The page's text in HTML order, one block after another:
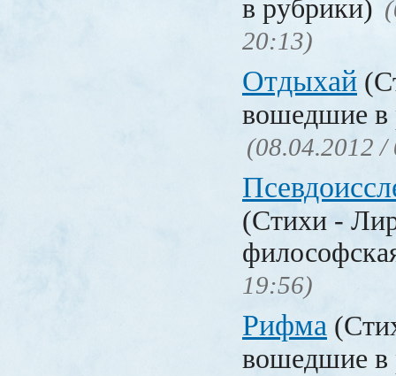
в рубрики)
20:13)
Отдыхай
вошедшие в
(08.04.2012 /
(Стихи -
19:56)
Рифма
вошедшие в